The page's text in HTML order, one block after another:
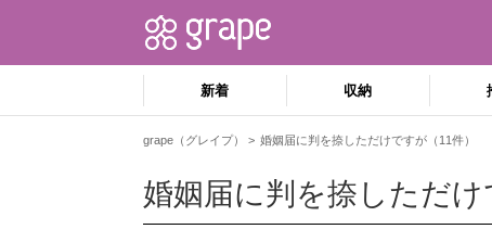
新着 収納
grape（グレイプ） 婚姻届に判を捺しただけですが（11件）
婚姻届に判を捺しただけ